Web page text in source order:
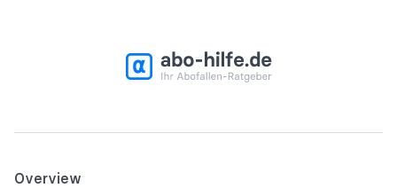
Overview